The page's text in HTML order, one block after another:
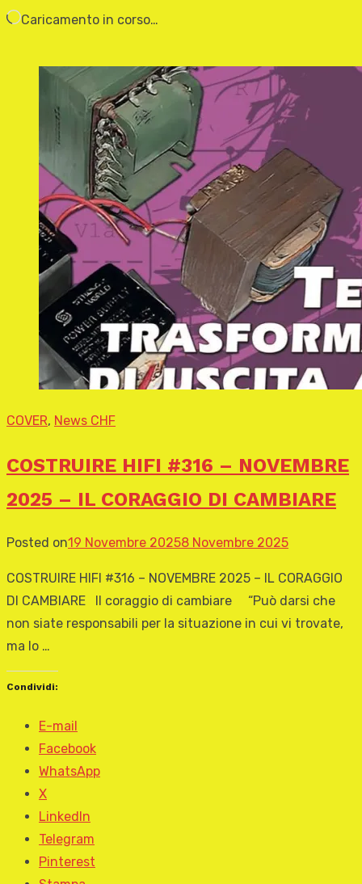
Caricamento in corso…
COVER, News CHF
COSTRUIRE HIFI #316 – NOVEMBRE
2025 – IL CORAGGIO DI CAMBIARE
Posted on19 Novembre 20258 Novembre 2025
COSTRUIRE HIFI #316 – NOVEMBRE 2025 – IL CORAGGIO
DI CAMBIARE Il coraggio di cambiare “Può darsi che
non siate responsabili per la situazione in cui vi trovate,
ma lo …
Condividi:
E-mail
Facebook
WhatsApp
X
LinkedIn
Telegram
Pinterest